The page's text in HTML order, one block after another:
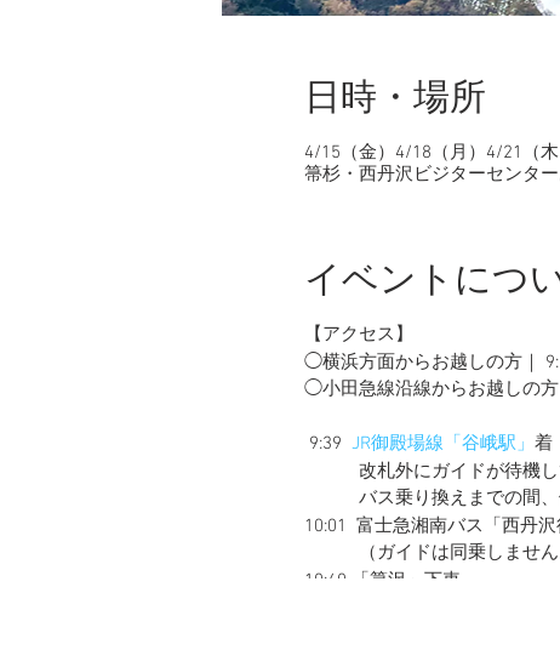
日時・場所
4/15（金）4/18（月）4/21（
箒杉・西丹沢ビジターセンタ
イベントにつ
【アクセス】
◯横浜方面からお越しの方｜
◯小田急線沿線からお越しの方
9:39 JR御殿場線「谷峨駅」 着
改札外にガイドが待機し
バス乗り換えまでの間、体
10:01 富士急湘南バス「西丹沢
（ガイドは同乗しません
10:40 「箒沢」下車